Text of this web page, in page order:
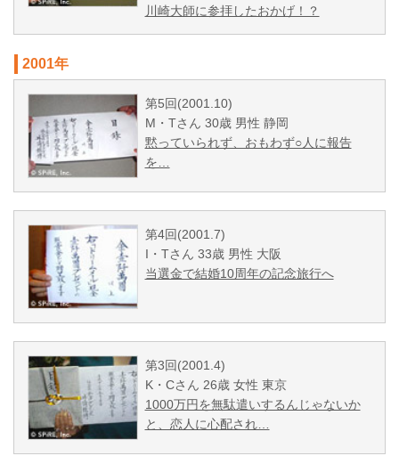
川崎大師に参拝したおかげ！？
2001年
第5回(2001.10)
M・Tさん 30歳 男性 静岡
黙っていられず、おもわず○人に報告
を…
第4回(2001.7)
I・Tさん 33歳 男性 大阪
当選金で結婚10周年の記念旅行へ
第3回(2001.4)
K・Cさん 26歳 女性 東京
1000万円を無駄遣いするんじゃないか
と、恋人に心配され…